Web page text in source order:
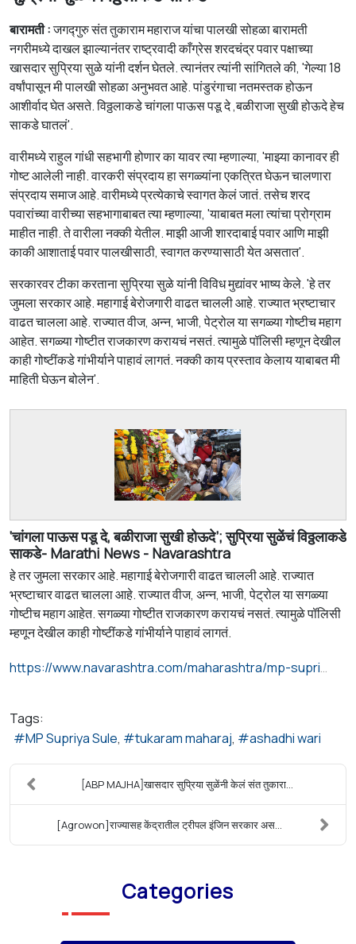
बारामती :जगद्गुरु संत तुकाराम महाराज यांचा पालखी सोहळा बारामती
नगरीमध्ये दाखल झाल्यानंतर राष्ट्रवादी काँग्रेस शरदचंद्र पवार पक्षाच्या
खासदार सुप्रिया सुळे यांनी दर्शन घेतले. त्यानंतर त्यांनी सांगितले की, 'गेल्या 18
वर्षांपासून मी पालखी सोहळा अनुभवत आहे. पांडुरंगाचा नतमस्तक होऊन
आशीर्वाद घेत असते. विठ्ठलाकडे चांगला पाऊस पडू दे ,बळीराजा सुखी होऊदे हेच
साकडे घातलं'.
वारीमध्ये राहुल गांधी सहभागी होणार का यावर त्या म्हणाल्या, 'माझ्या कानावर ही
गोष्ट आलेली नाही. वारकरी संप्रदाय हा सगळ्यांना एकत्रित घेऊन चालणारा
संप्रदाय समाज आहे. वारीमध्ये प्रत्येकाचे स्वागत केलं जातं. तसेच शरद
पवारांच्या वारीच्या सहभागाबाबत त्या म्हणाल्या, 'याबाबत मला त्यांचा प्रोग्राम
माहीत नाही. ते वारीला नक्की येतील. माझी आजी शारदाबाई पवार आणि माझी
काकी आशाताई पवार पालखीसाठी, स्वागत करण्यासाठी येत असतात'.
सरकारवर टीका करताना सुप्रिया सुळे यांनी विविध मुद्यांवर भाष्य केले. 'हे तर
जुमला सरकार आहे. महागाई बेरोजगारी वाढत चालली आहे. राज्यात भ्रष्टाचार
वाढत चालला आहे. राज्यात वीज, अन्न, भाजी, पेट्रोल या सगळ्या गोष्टीच महाग
आहेत. सगळ्या गोष्टीत राजकारण करायचं नसतं. त्यामुळे पॉलिसी म्हणून देखील
काही गोष्टींकडे गांभीर्याने पाहावं लागतं. नक्की काय प्रस्ताव केलाय याबाबत मी
माहिती घेऊन बोलेन'.
‘चांगला पाऊस पडू दे, बळीराजा सुखी होऊदे’; सुप्रिया सुळेंचं विठ्ठलाकडे
साकडे- Marathi News - Navarashtra
हे तर जुमला सरकार आहे. महागाई बेरोजगारी वाढत चालली आहे. राज्यात
भ्रष्टाचार वाढत चालला आहे. राज्यात वीज, अन्न, भाजी, पेट्रोल या सगळ्या
गोष्टीच महाग आहेत. सगळ्या गोष्टीत राजकारण करायचं नसतं. त्यामुळे पॉलिसी
म्हणून देखील काही गोष्टींकडे गांभीर्याने पाहावं लागतं.
https://www.navarashtra.com/maharashtra/mp-supriya-sule-took-darshan-of-palakhi-sohola-nrka-564472.html
Tags:
MP Supriya Sule
tukaram maharaj ashadhi wari
[ABP MAJHA]खासदार सुप्रिया सुळेंनी केलं संत तुकारा...
[Agrowon]राज्यासह केंद्रातील ट्रीपल इंजिन सरकार अस...
Categories